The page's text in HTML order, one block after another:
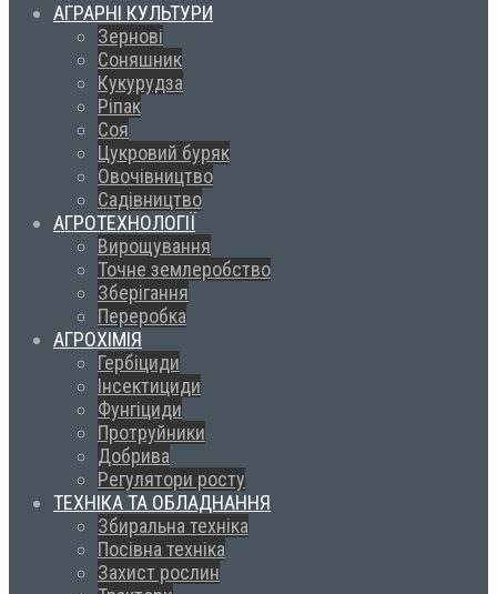
АГРАРНІ КУЛЬТУРИ
Зернові
Соняшник
Кукурудза
Ріпак
Соя
Цукровий буряк
Овочівництво
Садівництво
АГРОТЕХНОЛОГІЇ
Вирощування
Точне землеробство
Зберігання
Переробка
АГРОХІМІЯ
Гербіциди
Інсектициди
Фунгіциди
Протруйники
Добрива
Регулятори росту
ТЕХНІКА ТА ОБЛАДНАННЯ
Збиральна техніка
Посівна техніка
Захист рослин